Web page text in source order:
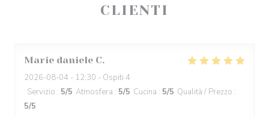
CLIENTI
Marie daniele C
2026-08-04 - 12:30 - Ospiti 4
Servizio : 5/5 Atmosfera : 5/5 Cucina : 5/5 Qualità / Prezzo :
5/5